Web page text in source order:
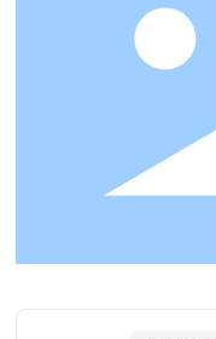
ПРОДУКТЫ
OEM/ODM